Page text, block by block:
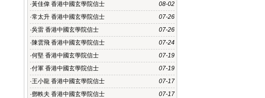
08-02
·黃佳偉 香港中國玄學院信士
07-26
·常太升 香港中國玄學院信士
07-26
·吳雷 香港中國玄學院信士
07-24
·陳雲飛 香港中國玄學院信士
07-19
·何堅 香港中國玄學院信士
07-19
·付軍 香港中國玄學院信士
07-17
·王小龍 香港中國玄學院信士
07-17
·鄧軼夫 香港中國玄學院信士